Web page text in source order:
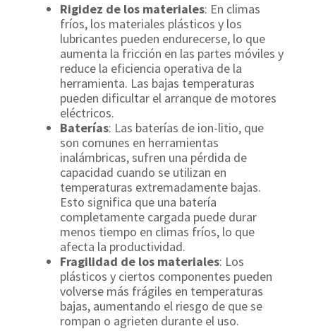
Rigidez de los materiales: En climas
fríos, los materiales plásticos y los
lubricantes pueden endurecerse, lo que
aumenta la fricción en las partes móviles y
reduce la eficiencia operativa de la
herramienta. Las bajas temperaturas
pueden dificultar el arranque de motores
eléctricos.
Baterías: Las baterías de ion-litio, que
son comunes en herramientas
inalámbricas, sufren una pérdida de
capacidad cuando se utilizan en
temperaturas extremadamente bajas.
Esto significa que una batería
completamente cargada puede durar
menos tiempo en climas fríos, lo que
afecta la productividad.
Fragilidad de los materiales: Los
plásticos y ciertos componentes pueden
volverse más frágiles en temperaturas
bajas, aumentando el riesgo de que se
rompan o agrieten durante el uso.